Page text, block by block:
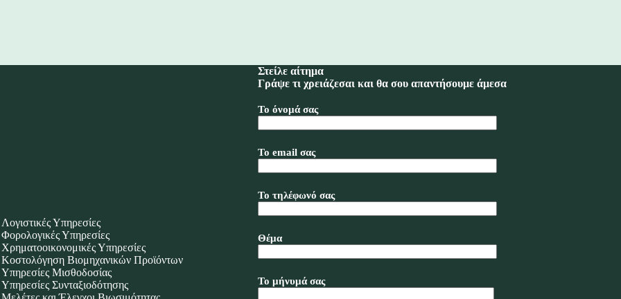
Λογιστικές Υπηρεσίες
Φορολογικές Υπηρεσίες
Χρηματοοικονομικές Υπηρεσίες
Κοστολόγηση Βιομηχανικών Προϊόντων
Υπηρεσίες Μισθοδοσίας
Υπηρεσίες Συνταξιοδότησης
Στείλε αίτημα
Γράψε τι χρειάζεσαι και θα σου απαντήσουμε άμεσα
Το όνομά σας
Το email σας
Το τηλέφωνό σας
Θέμα
Το μήνυμά σας